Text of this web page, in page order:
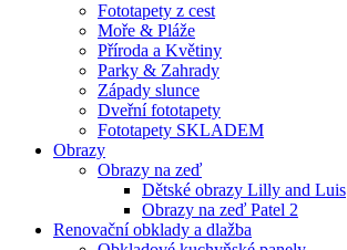
Fototapety z cest
Moře & Pláže
Příroda a Květiny
Parky & Zahrady
Západy slunce
Dveřní fototapety
Fototapety SKLADEM
Obrazy
Obrazy na zeď
Dětské obrazy Lilly and Luis
Obrazy na zeď Patel 2
Renovační obklady a dlažba